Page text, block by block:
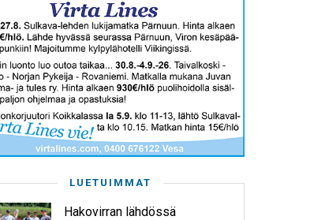
LUETUIMMAT
Hakovirran lähdössä